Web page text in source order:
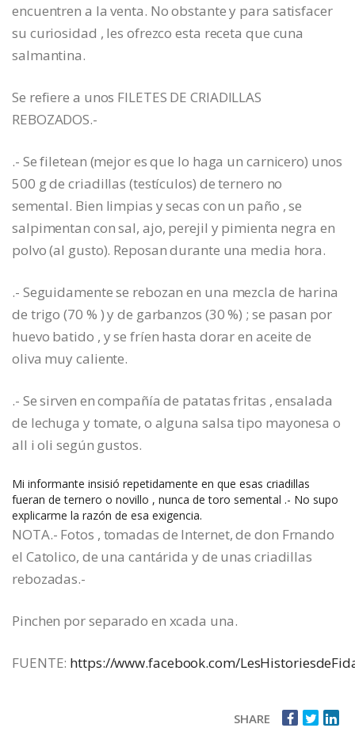
encuentren a la venta. No obstante y para satisfacer
su curiosidad , les ofrezco esta receta que cuna
salmantina.
Se refiere a unos FILETES DE CRIADILLAS
REBOZADOS.-
.- Se filetean (mejor es que lo haga un carnicero) unos
500 g de criadillas (testículos) de ternero no
semental. Bien limpias y secas con un paño , se
salpimentan con sal, ajo, perejil y pimienta negra en
polvo (al gusto). Reposan durante una media hora.
.- Seguidamente se rebozan en una mezcla de harina
de trigo (70 % ) y de garbanzos (30 %) ; se pasan por
huevo batido , y se fríen hasta dorar en aceite de
oliva muy caliente.
.- Se sirven en compañía de patatas fritas , ensalada
de lechuga y tomate, o alguna salsa tipo mayonesa o
all i oli según gustos.
Mi informante insisió repetidamente en que esas criadillas
fueran de ternero o novillo , nunca de toro semental .- No supo
explicarme la razón de esa exigencia.
NOTA.- Fotos , tomadas de Internet, de don Frnando
el Catolico, de una cantárida y de unas criadillas
rebozadas.-
Pinchen por separado en xcada una.
FUENTE: https://www.facebook.com/
SHARE